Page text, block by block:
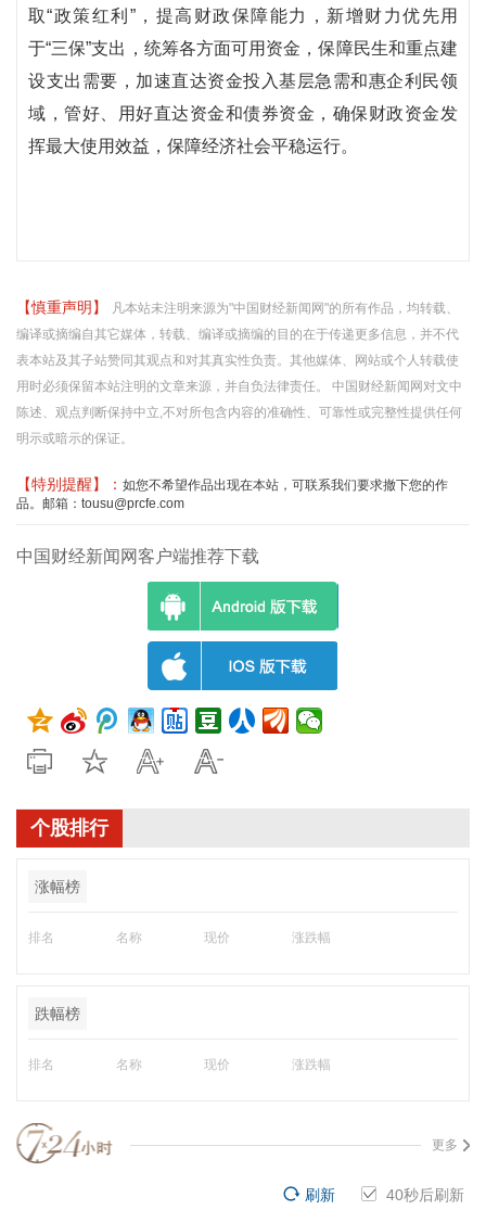
取“政策红利”，提高财政保障能力，新增财力优先用
于“三保”支出，统筹各方面可用资金，保障民生和重点建
设支出需要，加速直达资金投入基层急需和惠企利民领
域，管好、用好直达资金和债券资金，确保财政资金发
挥最大使用效益，保障经济社会平稳运行。
【慎重声明】
凡本站未注明来源为"中国财经新闻网"的所有作品，均转载、
编译或摘编自其它媒体，转载、编译或摘编的目的在于传递更多信息，并不代
表本站及其子站赞同其观点和对其真实性负责。其他媒体、网站或个人转载使
用时必须保留本站注明的文章来源，并自负法律责任。 中国财经新闻网对文中
陈述、观点判断保持中立,不对所包含内容的准确性、可靠性或完整性提供任何
明示或暗示的保证。
【特别提醒】： 如您不希望作品出现在本站，可联系我们要求撤下您的作
品。邮箱：tousu@prcfe.com
中国财经新闻网客户端推荐下载
个股排行
涨幅榜
排名 名称 现价 涨跌幅
跌幅榜
排名 名称 现价 涨跌幅
更多
40秒后刷新
刷新